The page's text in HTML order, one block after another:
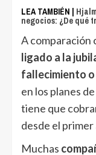
LEA TAMBIÉN |
negocios: ¿De qué
A comparación
ligado a la
fallecimiento
en los planes
tiene que
desde el
Muchas